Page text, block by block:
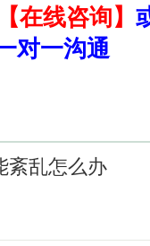
【在线咨询】
对一沟通
紊乱怎么办